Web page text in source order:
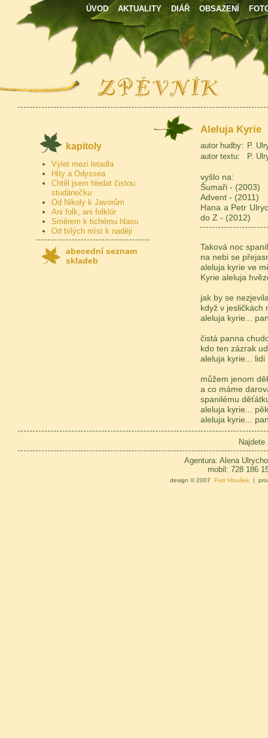
Aleluja Kyrie
autor hudby: P.
autor textu:
P.
vyšlo na:
Šumaři - (2003)
Advent - (2011)
Hana a Petr
do Z - (2012)
Taková noc
na nebi se
aleluja kyrie ve
Kyrie aleluja
jak by se
když v jesličkách
aleluja kyrie...
čistá panna
kdo ten zázrak
aleluja kyrie... lidi
můžem jenom
a co máme
spanilému
aleluja kyrie...
aleluja kyrie...
kapitoly
Výlet mezi letadla
Hity a Odyssea
Chtěl jsem hledat čistou
studánečku
Od Nikoly k Javorům
Ani folk, ani folklór
Směrem k tichému hlasu
Od bílých míst k naději
abecední seznam
skladeb
Agentura: Alena
mobil: 728 186
design © 2007 Petr Hloušek |
ÚVOD AKTUALITY DIÁŘ OBSAZENÍ